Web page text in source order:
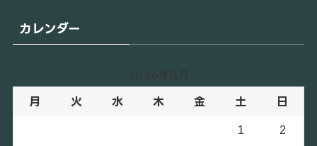
ブ
カレンダー
月 火 水 木 金 土 日
1 2